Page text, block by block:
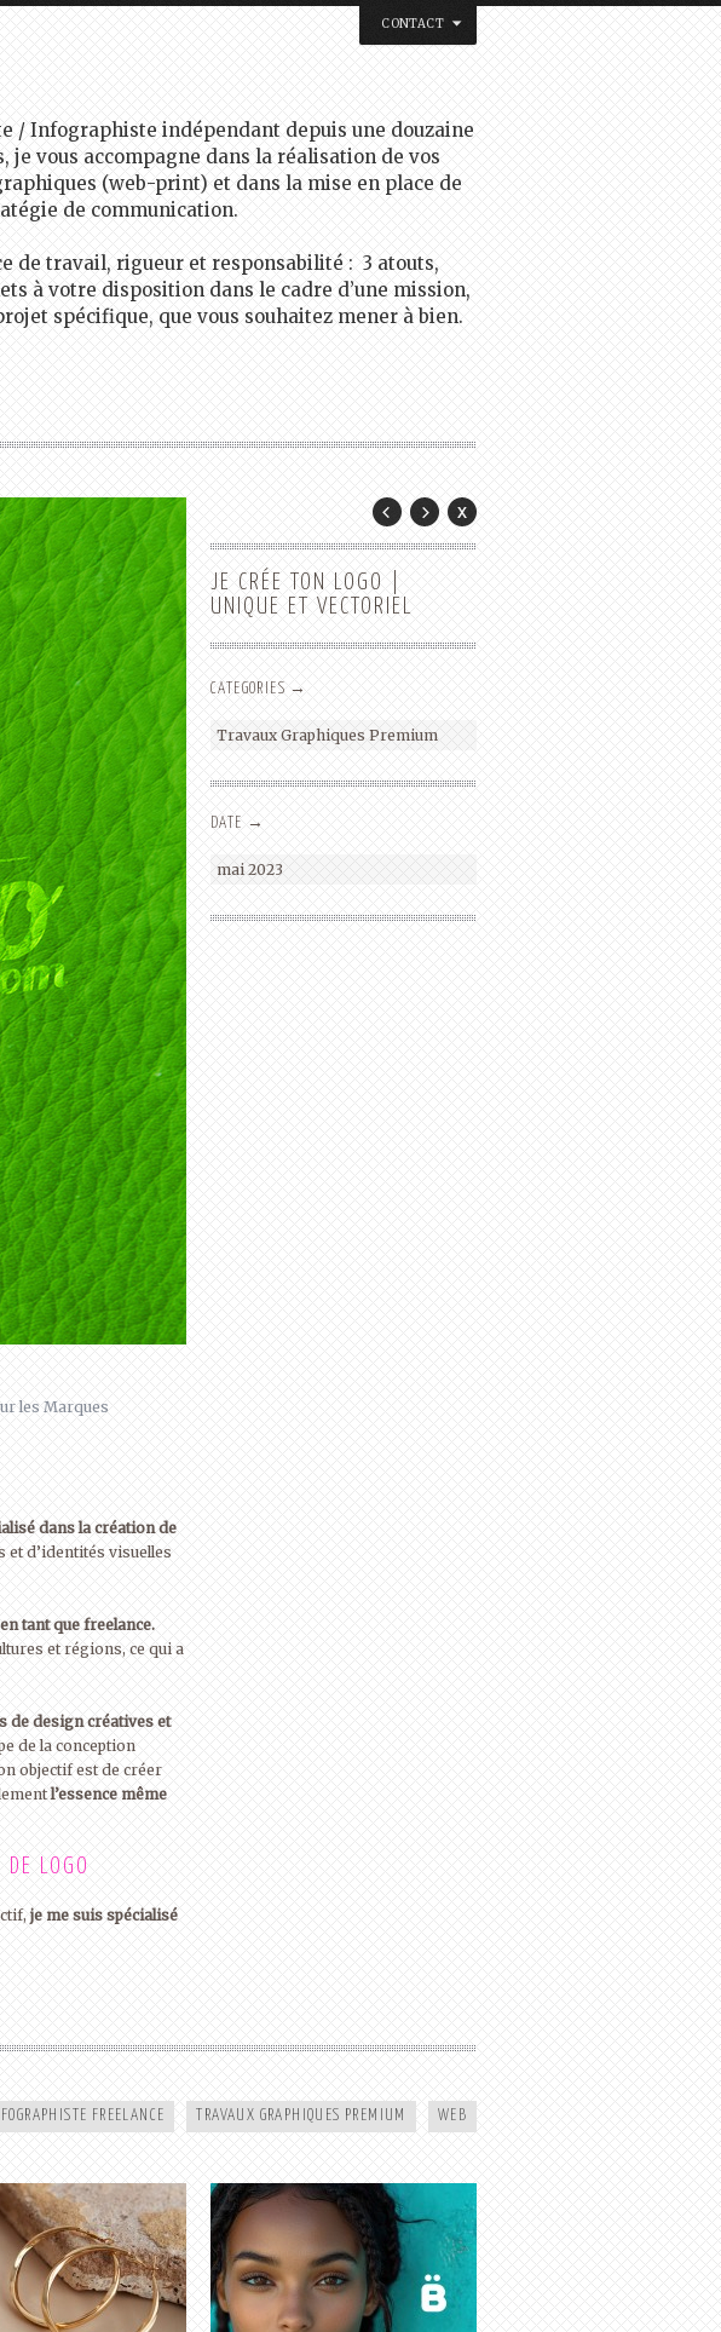
Laurent Bayot
11 Rue du Colonel Driant
31400 Toulouse
France
Tel:+33(0)6 59 44 50 28
Email:contact@laurentbayot.com
CONTACT
/ Infographiste indépendant depuis une douzaine
je vous accompagne dans la réalisation de vos
(web-print) et dans la mise en place de
de communication.
de travail, rigueur et responsabilité : 3 atouts,
à votre disposition dans le cadre d’une mission,
spécifique, que vous souhaitez mener à bien.
les Marques
dans la création de
et d’identités visuelles
tant que freelance.
et régions, ce qui a
de design créatives et
de la conception
objectif est de créer
l’essence même
LOGO
je me suis spécialisé
JE CRÉE TON LOGO |
UNIQUE ET VECTORIEL
CATEGORIES →
Travaux Graphiques Premium
DATE →
mai 2023
FREELANCE TRAVAUX GRAPHIQUES PREMIUM WEB
LOGO CARTOON
CRÉATION LOGO CHARTE
GRAPHIQUE MONACO